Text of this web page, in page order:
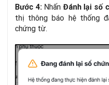
Bước 4:Nhấn Đánh lại số
thị thông báo hệ thống
chứng từ.